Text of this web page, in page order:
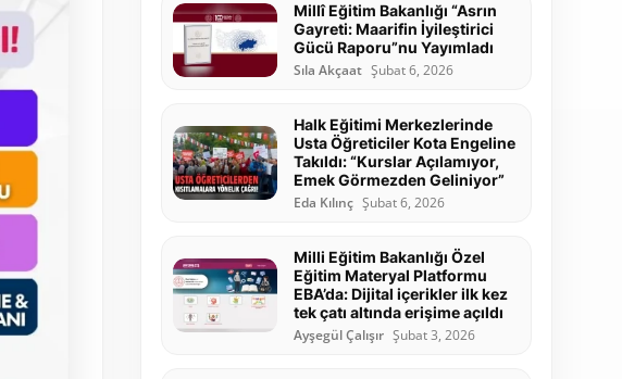
Millî Eğitim Bakanlığı “Asrın
Gayreti: Maarifin İyileştirici
Gücü Raporu”nu Yayımladı
Sıla Akçaat Şubat 6, 2026
Halk Eğitimi Merkezlerinde
Usta Öğreticiler Kota Engeline
Takıldı: “Kurslar Açılamıyor,
Emek Görmezden Geliniyor”
Eda Kılınç Şubat 6, 2026
Milli Eğitim Bakanlığı Özel
Eğitim Materyal Platformu
EBA’da: Dijital içerikler ilk kez
tek çatı altında erişime açıldı
Ayşegül Çalışır Şubat 3, 2026